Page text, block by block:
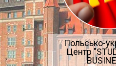
Польсько-
Центр